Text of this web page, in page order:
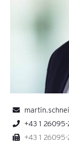
+43 1 26095-
+43 1 26095-